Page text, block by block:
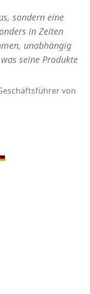
sondern eine
in Zeiten
unabhängig
seine Produkte
von